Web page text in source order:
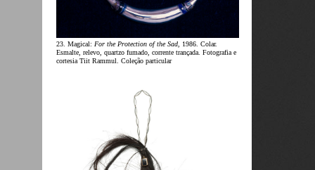
23. Magical: For the Protection of the Sad, 1986. Colar.
Esmalte, relevo, quartzo fumado, corrente trançada. Fotografia e
cortesia Tiit Rammul. Coleção particular